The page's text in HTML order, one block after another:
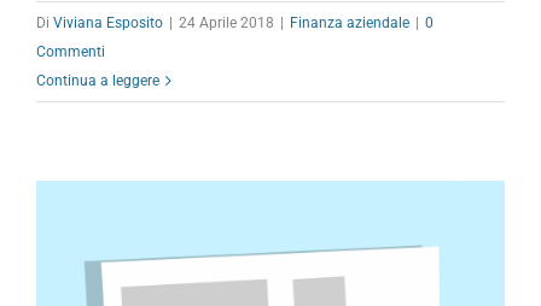
Di Viviana Esposito | 24 Aprile 2018 | Finanza aziendale | 0
Commenti
Continua a leggere